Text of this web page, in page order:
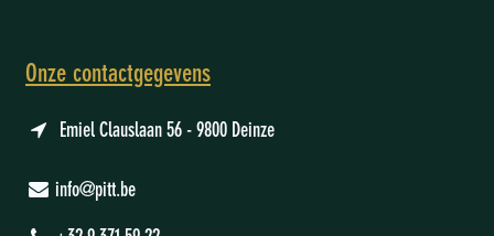
Onze contactgegevens
Emiel Clauslaan 56 - 9800 Deinze
info@pitt.be